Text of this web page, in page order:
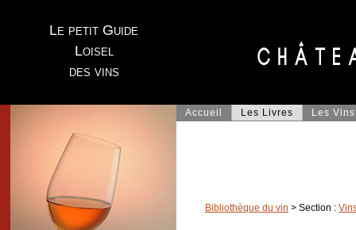
Le petit Guide
Loisel
des vins
Accueil Les Livres Les Vins
Bibliothèque du vin > Section :